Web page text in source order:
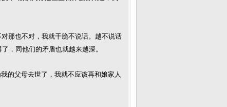
那也不对，我就干脆不说话。越不说话
，同他们的矛盾也就越来越深。
的父母去世了，我就不应该再和娘家人